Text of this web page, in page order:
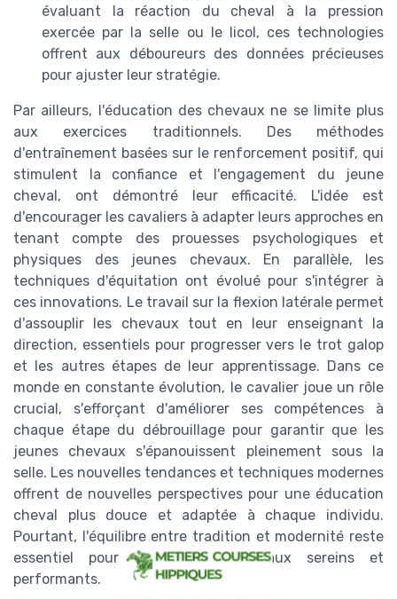
évaluant la réaction du cheval à la pression
exercée par la selle ou le licol, ces technologies
offrent aux déboureurs des données précieuses
pour ajuster leur stratégie.
Par ailleurs, l'éducation des chevaux ne se limite plus
aux exercices traditionnels. Des méthodes
d'entraînement basées sur le renforcement positif, qui
stimulent la confiance et l'engagement du jeune
cheval, ont démontré leur efficacité. L'idée est
d'encourager les cavaliers à adapter leurs approches en
tenant compte des prouesses psychologiques et
physiques des jeunes chevaux. En parallèle, les
techniques d'équitation ont évolué pour s'intégrer à
ces innovations. Le travail sur la flexion latérale permet
d'assouplir les chevaux tout en leur enseignant la
direction, essentiels pour progresser vers le trot galop
et les autres étapes de leur apprentissage. Dans ce
monde en constante évolution, le cavalier joue un rôle
crucial, s'efforçant d'améliorer ses compétences à
chaque étape du débrouillage pour garantir que les
jeunes chevaux s'épanouissent pleinement sous la
selle. Les nouvelles tendances et techniques modernes
offrent de nouvelles perspectives pour une éducation
cheval plus douce et adaptée à chaque individu.
Pourtant, l'équilibre entre tradition et modernité reste
essentiel pour former des chevaux sereins et
performants.